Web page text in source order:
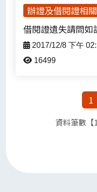
辦證及借閱證相關
借閱證遺失請問如
2017/12/8 下午
16499
1
資料筆數【